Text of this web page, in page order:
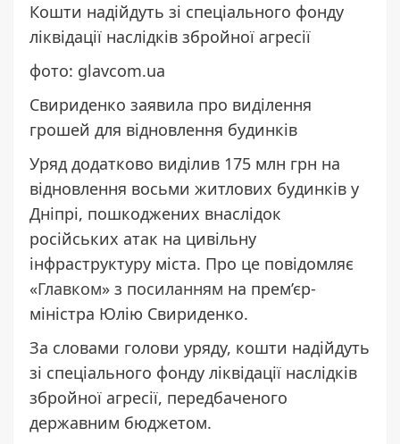
Кошти надійдуть зі спеціального фонду
ліквідації наслідків збройної агресії
фото: glavcom.ua
Свириденко заявила про виділення
грошей для відновлення будинків
Уряд додатково виділив 175 млн грн на
відновлення восьми житлових будинків у
Дніпрі, пошкоджених внаслідок
російських атак на цивільну
інфраструктуру міста. Про це повідомляє
«Главком» з посиланням на прем’єр-
міністра Юлію Свириденко.
За словами голови уряду, кошти надійдуть
зі спеціального фонду ліквідації наслідків
збройної агресії, передбаченого
державним бюджетом.